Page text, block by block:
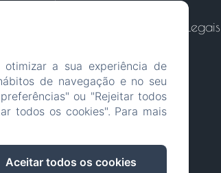
Informações Legais
a sua experiência de
de navegação e no seu
ou "Rejeitar todos
todos os cookies". Para mais
Aceitar todos os cookies